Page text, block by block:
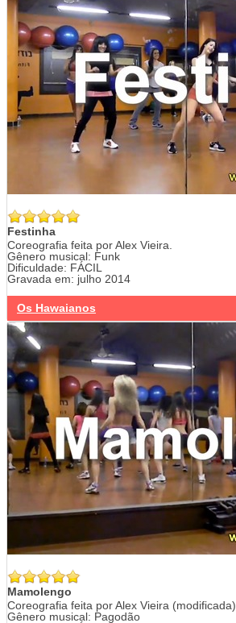
Festinha
Coreografia feita por Alex Vieira.
Gênero musical: Funk
Dificuldade: FÁCIL
Gravada em: julho 2014
Os Hawaianos
Mamolengo
Coreografia feita por Alex Vieira (modificada).
Gênero musical: Pagodão